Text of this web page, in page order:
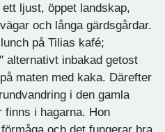
ljust, öppet landskap,
och långa gärdsgårdar.
på Tilias kafé;
alternativt inbakad getost
maten med kaka. Därefter
i den gamla
finns i hagarna. Hon
och det fungerar bra